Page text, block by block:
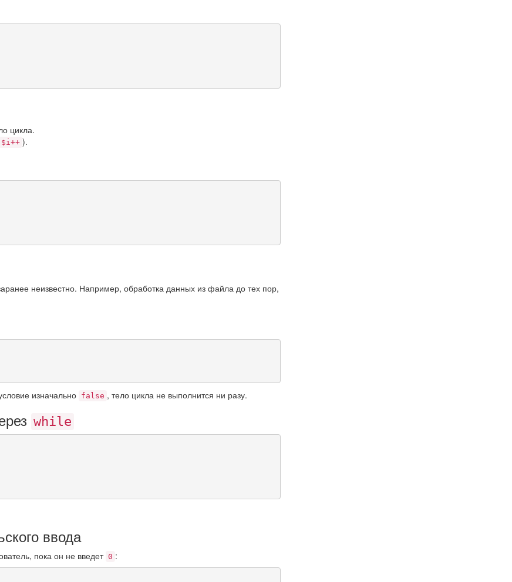
цикла.
$i++ ).
неизвестно. Например, обработка данных из файла до тех пор,
изначально false , тело цикла не выполнится ни разу.
while
ввода
пока он не введет 0 :